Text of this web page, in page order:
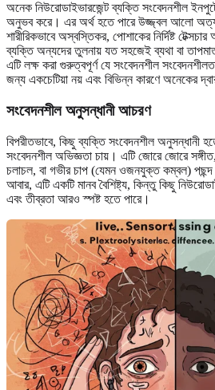
অনেক নিউরোডাইভারজেন্ট ব্যক্তি সংবেদনশীল
অনুভব করে। এর অর্থ হতে পারে উজ্জ্বল আলো
শারীরিকভাবে অস্বস্তিকর, পোশাকের নির্দিষ্ট
ব্যক্তি অন্যদের তুলনায় যত সহজেই ব্যথা বা
এটি লক্ষ করা গুরুত্বপূর্ণ যে সংবেদনশীল
জন্য একচেটিয়া নয় এবং বিভিন্ন কারণে অনেকের
সংবেদনশীল অনুসন্ধানী আচরণ
বিপরীতভাবে, কিছু ব্যক্তি সংবেদনশীল অনুসন্ধানী
সংবেদনশীল অভিজ্ঞতা চায়। এটি জোরে জোরে
চলাচল, বা গভীর চাপ (যেমন ওজনযুক্ত কম্বল) পছন্দ
আবার, এটি একটি মানব বৈশিষ্ট্য, কিন্তু কিছু
এবং তীব্রতা আরও স্পষ্ট হতে পারে।